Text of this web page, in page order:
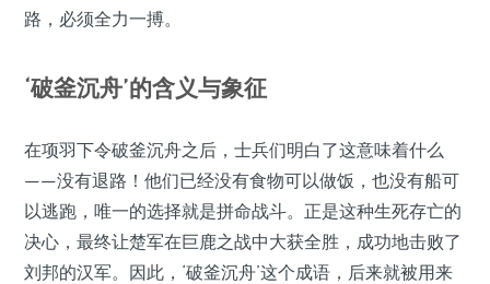
路，必须全力一搏。
‘破釜沉舟’的含义与象征
在项羽下令破釜沉舟之后，士兵们明白了这意味着什么
——没有退路！他们已经没有食物可以做饭，也没有船可
以逃跑，唯一的选择就是拼命战斗。正是这种生死存亡的
决心，最终让楚军在巨鹿之战中大获全胜，成功地击败了
刘邦的汉军。因此，‘破釜沉舟’这个成语，后来就被用来